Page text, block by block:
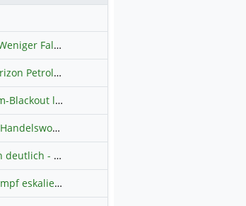
Bundesbank: Weniger Falschgeld in Deutschland
IRW-News: Horizon Petroleum Ltd. : Horizon Petroleum beginnt mit der Testförderung im Projekt Lachowice in Polen und schließt die Platzierung einer überzeichneten Wandelanleihe ab
Erneuter Strom-Blackout legt ganz Kuba lahm
Gold beendet Handelswoche mit Knall: Barrick Mining – Ist diese Aktie wieder ein Kauf?
Ölpreise fallen deutlich - Fortschritte zwischen USA und Iran belasten
Übernahmekampf eskaliert: Wird die Commerzbank italienisch?